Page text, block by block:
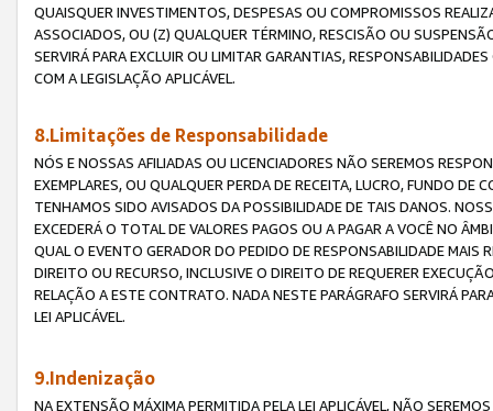
QUAISQUER INVESTIMENTOS, DESPESAS OU COMPROMISSOS
ASSOCIADOS, OU (Z) QUALQUER TÉRMINO, RESCISÃO OU
SERVIRÁ PARA EXCLUIR OU LIMITAR GARANTIAS,
COM A LEGISLAÇÃO APLICÁVEL.
8.Limitações de Responsabilidade
NÓS E NOSSAS AFILIADAS OU LICENCIADORES NÃO SEREMOS
EXEMPLARES, OU QUALQUER PERDA DE RECEITA, LUCRO, FUNDO
TENHAMOS SIDO AVISADOS DA POSSIBILIDADE DE TAIS DANOS.
EXCEDERÁ O TOTAL DE VALORES PAGOS OU A PAGAR A VOCÊ NO
QUAL O EVENTO GERADOR DO PEDIDO DE RESPONSABILIDADE
DIREITO OU RECURSO, INCLUSIVE O DIREITO DE REQUERER
RELAÇÃO A ESTE CONTRATO. NADA NESTE PARÁGRAFO SERVIRÁ
LEI APLICÁVEL.
9.Indenização
NA EXTENSÃO MÁXIMA PERMITIDA PELA LEI APLICÁVEL, NÃO